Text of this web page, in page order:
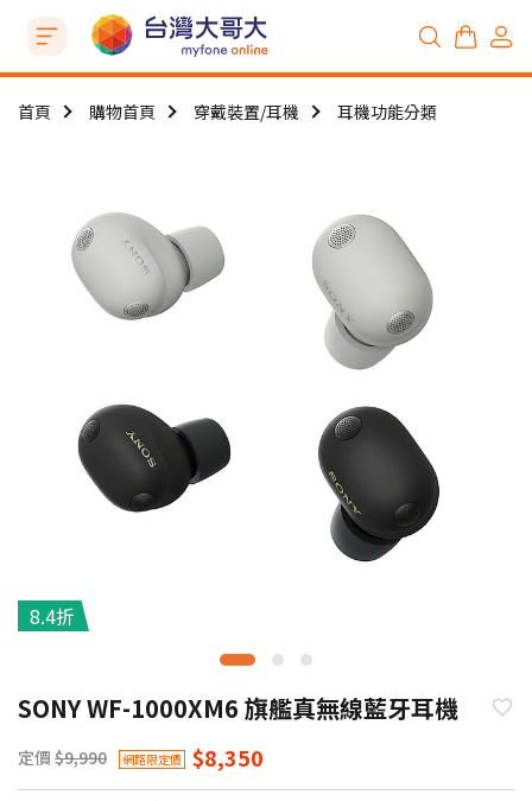
首頁 購物首頁 穿戴裝置/耳機 耳機功能分類
8.4折
SONY WF-1000XM6 旗艦真無線藍牙耳機
定價 $9,990 網路限定價 $8,350